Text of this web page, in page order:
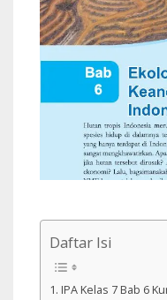
Daftar Isi
IPA Kelas 7 Bab 6